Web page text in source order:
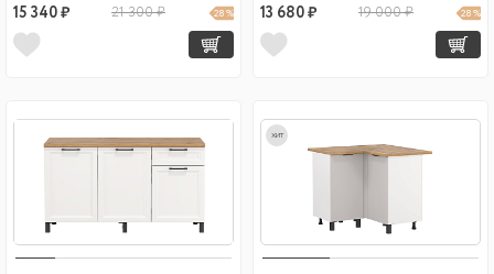
15 340 ₽ 21 300 ₽ 28 % 13 680 ₽ 19 000 ₽ 28 %
хит